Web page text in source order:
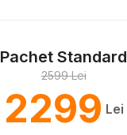
Pachet Standard
2599 Lei
2299 Lei